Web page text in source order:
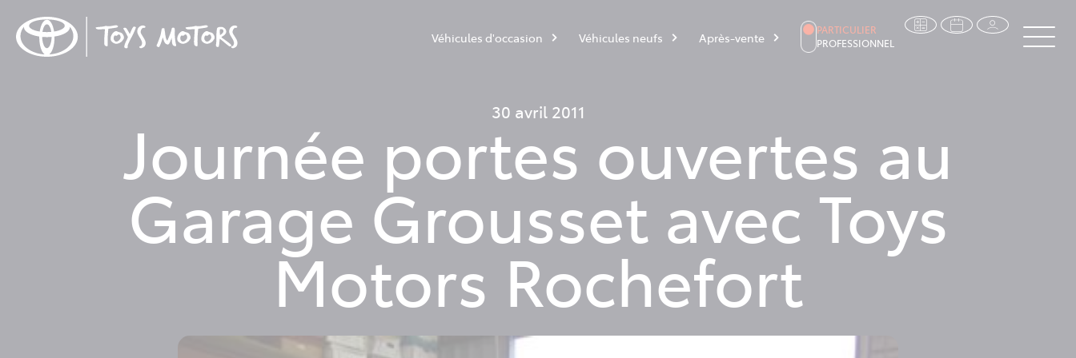
Véhicules d'occasion Véhicules neufs Après-vente
PARTICULIER
PROFESSIONNEL
30 avril 2011
Journée portes ouvertes au
Garage Grousset avec Toys
Motors Rochefort